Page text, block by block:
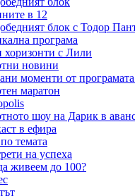
в 12
блок с Тодор
програма
хоризонти с Лили
новини
моменти от
маратон
шоу на Дарик в
в ефира
темата
на успеха
живеем до 100?